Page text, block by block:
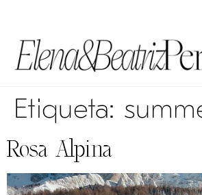
Etiqueta:
Rosa Alpina